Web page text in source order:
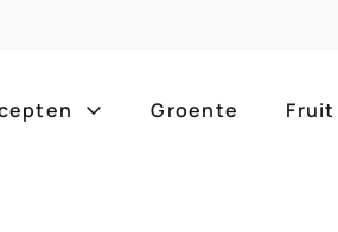
Groente Fruit